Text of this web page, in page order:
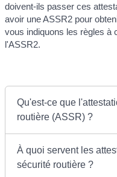
doivent-ils passer ces
avoir une ASSR2 pour
vous indiquons les règles à
l'ASSR2.
Qu'est-ce que
routière (ASSR) ?
À quoi servent les
sécurité routière ?